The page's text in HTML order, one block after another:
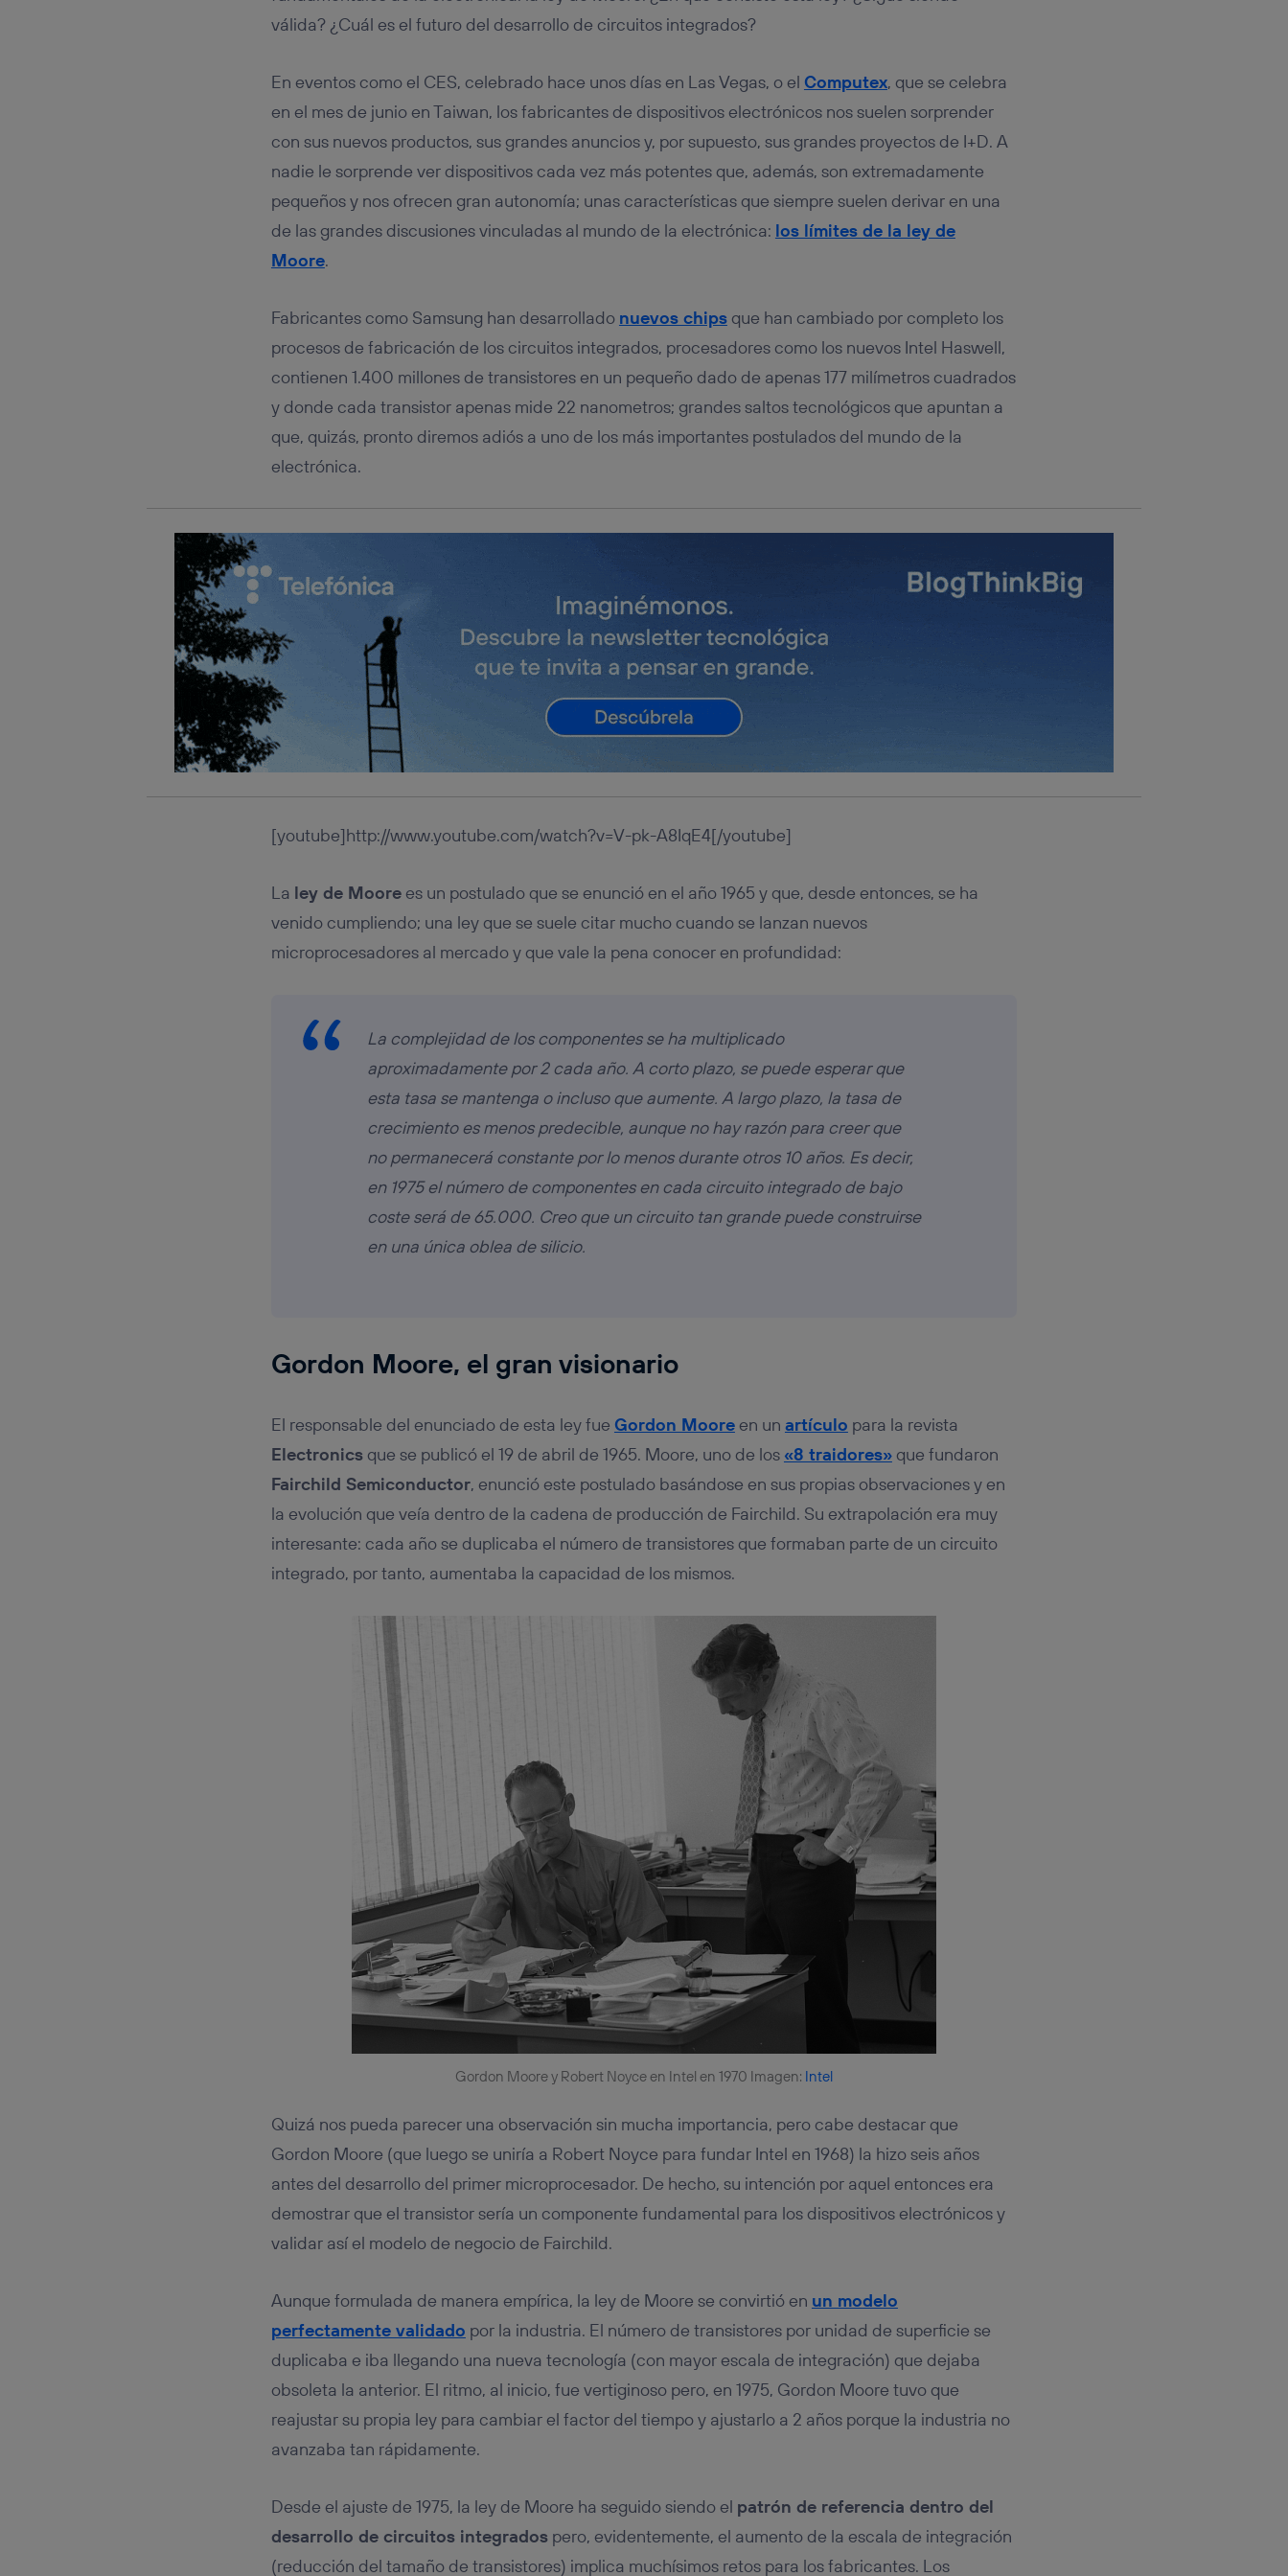
válida? ¿Cuál es el futuro del desarrollo de circuitos integrados?
En eventos como el CES, celebrado hace unos días en Las Vegas, o el Computex, que se celebra
en el mes de junio en Taiwan, los fabricantes de dispositivos electrónicos nos suelen sorprender
con sus nuevos productos, sus grandes anuncios y, por supuesto, sus grandes proyectos de I+D. A
nadie le sorprende ver dispositivos cada vez más potentes que, además, son extremadamente
pequeños y nos ofrecen gran autonomía; unas características que siempre suelen derivar en una
de las grandes discusiones vinculadas al mundo de la electrónica: los límites de la ley de
Moore.
Fabricantes como Samsung han desarrollado nuevos chipsque han cambiado por completo los
procesos de fabricación de los circuitos integrados, procesadores como los nuevos Intel Haswell,
contienen 1.400 millones de transistores en un pequeño dado de apenas 177 milímetros cuadrados
y donde cada transistor apenas mide 22 nanometros; grandes saltos tecnológicos que apuntan a
que, quizás, pronto diremos adiós a uno de los más importantes postulados del mundo de la
electrónica.
[youtube]http://www.youtube.com/watch?v=V-pk-A8IqE4[/youtube]
La ley de Moorees un postulado que se enunció en el año 1965 y que, desde entonces, se ha
venido cumpliendo; una ley que se suele citar mucho cuando se lanzan nuevos
microprocesadores al mercado y que vale la pena conocer en profundidad:
La complejidad de los componentes se ha multiplicado
aproximadamente por 2 cada año. A corto plazo, se puede esperar que
esta tasa se mantenga o incluso que aumente. A largo plazo, la tasa de
crecimiento es menos predecible, aunque no hay razón para creer que
no permanecerá constante por lo menos durante otros 10 años. Es decir,
en 1975 el número de componentes en cada circuito integrado de bajo
coste será de 65.000. Creo que un circuito tan grande puede construirse
en una única oblea de silicio.
Gordon Moore, el gran visionario
El responsable del enunciado de esta ley fue Gordon Mooreen un artículo para la revista
Electronicsque se publicó el 19 de abril de 1965. Moore, uno de los «8 traidores»que fundaron
Fairchild Semiconductor, enunció este postulado basándose en sus propias observaciones y en
la evolución que veía dentro de la cadena de producción de Fairchild. Su extrapolación era muy
interesante: cada año se duplicaba el número de transistores que formaban parte de un circuito
integrado, por tanto, aumentaba la capacidad de los mismos.
Gordon Moore y Robert Noyce en Intel en 1970 Imagen: Intel
Quizá nos pueda parecer una observación sin mucha importancia, pero cabe destacar que
Gordon Moore (que luego se uniría a Robert Noyce para fundar Intel en 1968) la hizo seis años
antes del desarrollo del primer microprocesador. De hecho, su intención por aquel entonces era
demostrar que el transistor sería un componente fundamental para los dispositivos electrónicos y
validar así el modelo de negocio de Fairchild.
Aunque formulada de manera empírica, la ley de Moore se convirtió en un modelo
perfectamente validado por la industria. El número de transistores por unidad de superficie se
duplicaba e iba llegando una nueva tecnología (con mayor escala de integración) que dejaba
obsoleta la anterior. El ritmo, al inicio, fue vertiginoso pero, en 1975, Gordon Moore tuvo que
reajustar su propia ley para cambiar el factor del tiempo y ajustarlo a 2 años porque la industria no
avanzaba tan rápidamente.
Desde el ajuste de 1975, la ley de Moore ha seguido siendo el patrón de referencia dentro del
desarrollo de circuitos integradospero, evidentemente, el aumento de la escala de integración
(reducción del tamaño de transistores) implica muchísimos retos para los fabricantes. Los
conecte su dispositivo y consienta el uso de la tecnología recibirá el mismo identificador.
realizará en función de las actividades de navegación de los miembros del hogar que
hayan dado su consentimiento.
, el marketing será más personalizado, ya que se basará
únicamente en la navegación del usuario del móvil.
Puedes gestionar los consentimientos Utiq seleccionando “Administrar Utiq” en la parte
inferior de esta página web o visitando el
portal de privacidad de Utiq (“consenthub”)
Para más información, consulta la política de privacidad de Utiq.